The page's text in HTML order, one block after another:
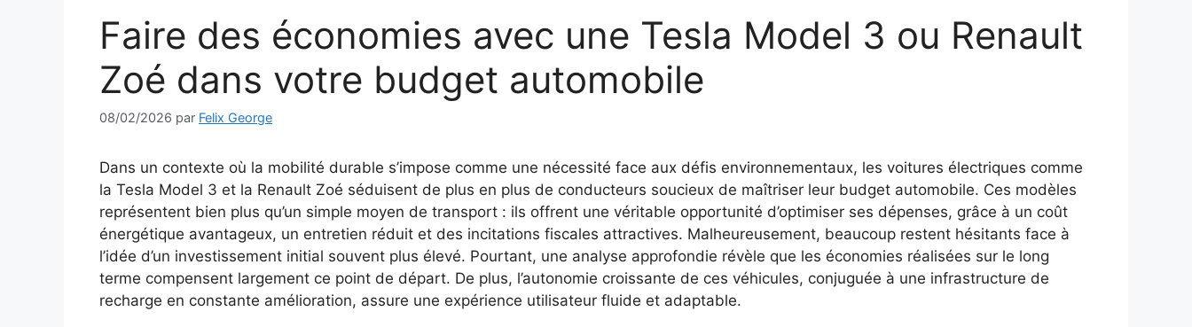
Faire des économies avec une Tesla Model 3 ou Renault
Zoé dans votre budget automobile
08/02/2026 par Felix George
Dans un contexte où la mobilité durable s’impose comme une nécessité face aux défis environnementaux, les voitures électriques comme
la Tesla Model 3 et la Renault Zoé séduisent de plus en plus de conducteurs soucieux de maîtriser leur budget automobile. Ces modèles
représentent bien plus qu’un simple moyen de transport : ils offrent une véritable opportunité d’optimiser ses dépenses, grâce à un coût
énergétique avantageux, un entretien réduit et des incitations fiscales attractives. Malheureusement, beaucoup restent hésitants face à
l’idée d’un investissement initial souvent plus élevé. Pourtant, une analyse approfondie révèle que les économies réalisées sur le long
terme compensent largement ce point de départ. De plus, l’autonomie croissante de ces véhicules, conjuguée à une infrastructure de
recharge en constante amélioration, assure une expérience utilisateur fluide et adaptable.